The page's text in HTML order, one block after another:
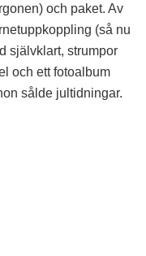
och paket. Av
(så nu
självklart, strumpor
och ett fotoalbum
sålde jultidningar.